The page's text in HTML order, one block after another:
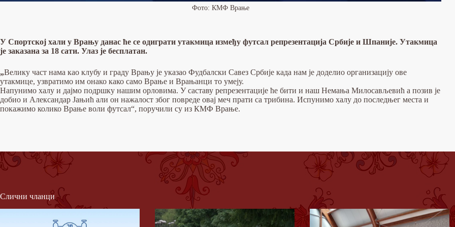
Фото: КМФ Врање
У Спортској хали у Врању данас ће се одиграти утакмица између футсал репрезентација Србије и Шпаније. Утакмица
је заказана за 18 сати. Улаз је бесплатан.
„Велику част нама као клубу и граду Врању је указао Фудбалски Савез Србије када нам је доделио организацију ове
утакмице, узвратимо им онако како само Врање и Врањанци то умеју.
Напунимо халу и дајмо подршку нашим орловима. У саставу репрезентације ће бити и наш Немања Милосављевић а позив је
добио и Александар Јањић али он нажалост због повреде овај меч прати са трибина. Испунимо халу до последњег места и
покажимо колико Врање воли футсал“, поручили су из КМФ Врање.
Слични чланци